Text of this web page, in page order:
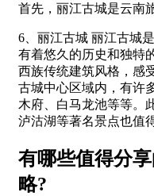
首先，丽江古城是云南
6、丽江古城 丽江古城
有着悠久的历史和独特
西族传统建筑风格，感
古城中心区域内，有许
木府、白马龙池等等。
泸沽湖等著名景点也值
有哪些值得分
略?